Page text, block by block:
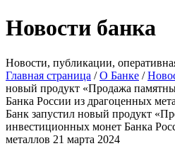
Новости банка
Новости, публикации,
Главная страница /О Банке /
новый продукт «Продажа
Банка России из драгоценных
Банк запустил новый продукт
инвестиционных монет Банка
металлов 21 марта 2024